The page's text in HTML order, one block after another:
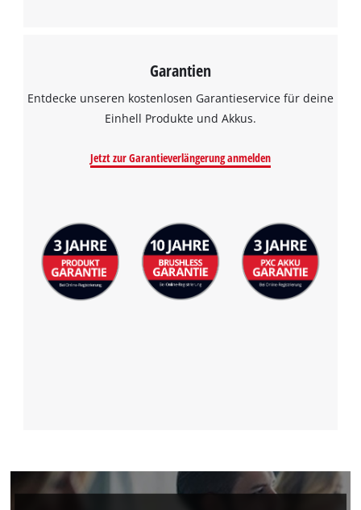
Garantien
Entdecke unseren kostenlosen Garantieservice für deine
Einhell Produkte und Akkus.
Jetzt zur Garantieverlängerung anmelden